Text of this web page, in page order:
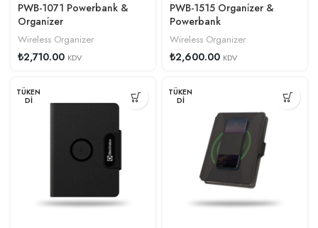
PWB-1071 Powerbank &
Organi̇zer
Wireless Organizer
₺2,710.00 KDV
PWB-1515 Organi̇zer &
Powerbank
Wireless Organizer
₺2,600.00 KDV
TÜKEN
DI
TÜKEN
DI